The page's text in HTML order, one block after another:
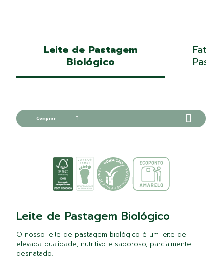
Leite de Pastagem
Biológico
Comprar
Leite de Pastagem Biológico
O nosso leite de pastagem biológico é um leite de
elevada qualidade, nutritivo e saboroso, parcialmente
desnatado.